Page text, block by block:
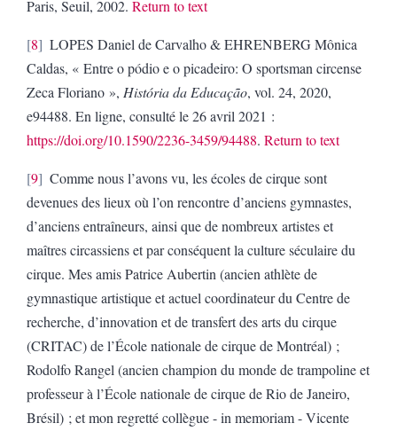
Paris, Seuil, 2002. Return to text
8
LOPES Daniel de Carvalho & EHRENBERG Mônica
Caldas, « Entre o pódio e o picadeiro: O sportsman circense
Zeca Floriano », História da Educação, vol. 24, 2020,
e94488. En ligne, consulté le 26 avril 2021 :
https://doi.org/10.1590/2236-3459/94488. Return to text
9
Comme nous l’avons vu, les écoles de cirque sont
devenues des lieux où l’on rencontre d’anciens gymnastes,
d’anciens entraîneurs, ainsi que de nombreux artistes et
maîtres circassiens et par conséquent la culture séculaire du
cirque. Mes amis Patrice Aubertin (ancien athlète de
gymnastique artistique et actuel coordinateur du Centre de
recherche, d’innovation et de transfert des arts du cirque
(CRITAC) de l’École nationale de cirque de Montréal) ;
Rodolfo Rangel (ancien champion du monde de trampoline et
professeur à l’École nationale de cirque de Rio de Janeiro,
Brésil) ; et mon regretté collègue - in memoriam - Vicente